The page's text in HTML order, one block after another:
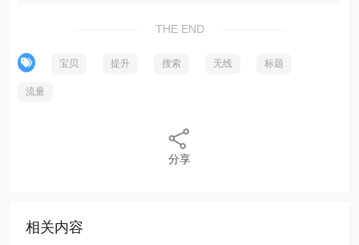
THE END
宝贝 提升 搜索 无线 标题
流量
分享
相关内容